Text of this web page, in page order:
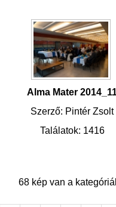
Alma Mater
Szerző: Pintér Zsolt
Találatok: 1416
68 kép van a